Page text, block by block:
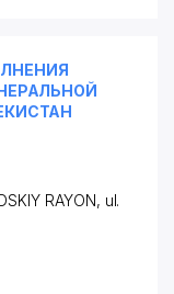
RAYON, ul.